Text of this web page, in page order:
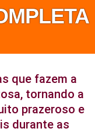
que fazem a
tornando a
prazeroso e
durante as